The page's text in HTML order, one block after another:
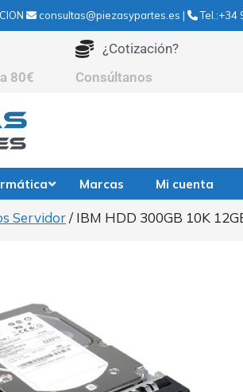
consultas@piezasypartes.es | Tel.:+34
80€
¿Cotización?
Consúltanos
Marcas Mi cuenta
Servidor/ IBM HDD 300GB 10K